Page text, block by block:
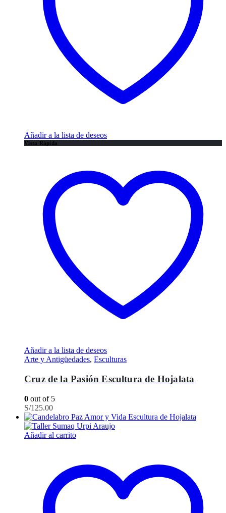
Añadir a la lista de deseos
Vista Rápida
Añadir a la lista de deseos
Arte y Antigüedades, Esculturas
Cruz de la Pasión Escultura de Hojalata
0 out of 5
S/125.00
Añadir al carrito